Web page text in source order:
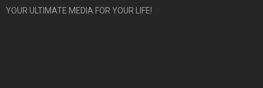
YOUR ULTIMATE MEDIA FOR YOUR LIFE!